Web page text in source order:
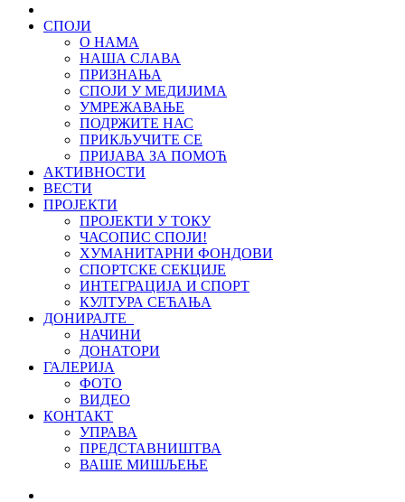
СПОЈИ
О НАМА
НАША СЛАВА
ПРИЗНАЊА
СПОЈИ У МЕДИЈИМА
УМРЕЖАВАЊЕ
ПОДРЖИТЕ НАС
ПРИКЉУЧИТЕ СЕ
ПРИЈАВА ЗА ПОМОЋ
АКТИВНОСТИ
ВЕСТИ
ПРОЈЕКТИ
ПРОЈЕКТИ У ТОКУ
ЧАСОПИС СПОЈИ!
ХУМАНИТАРНИ ФОНДОВИ
СПОРТСКЕ СЕКЦИЈЕ
ИНТЕГРАЦИЈА И СПОРТ
КУЛТУРА СЕЋАЊА
ДОНИРАЈТЕ
НАЧИНИ
ДОНАТОРИ
ГАЛЕРИЈА
ФОТО
ВИДЕО
КОНТАКТ
УПРАВА
ПРЕДСТАВНИШТВА
ВАШЕ МИШЉЕЊЕ